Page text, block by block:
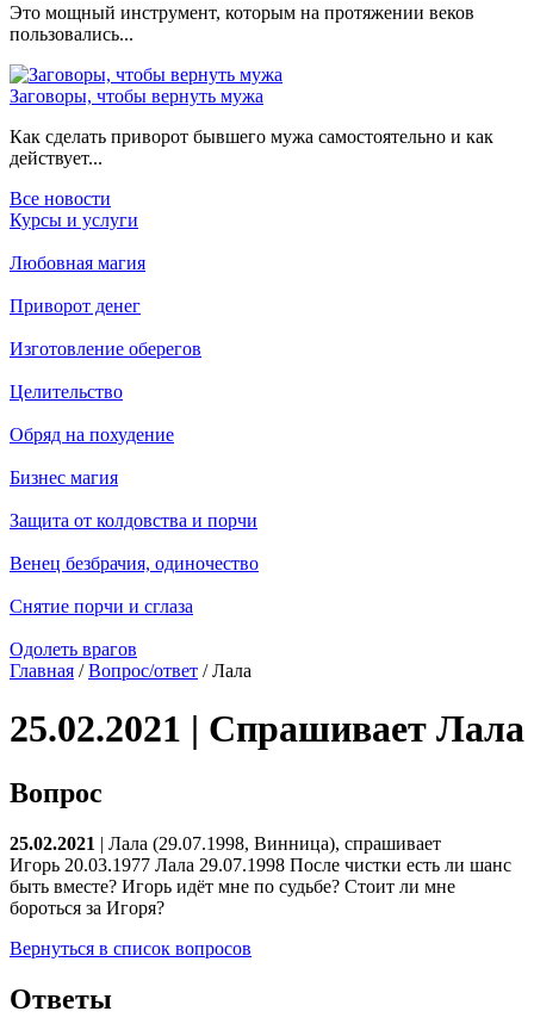
Это мощный инструмент, которым на протяжении веков
пользовались...
Заговоры, чтобы вернуть мужа
Как сделать приворот бывшего мужа самостоятельно и как
действует...
Все новости
Курсы и услуги
Любовная магия
Приворот денег
Изготовление оберегов
Целительство
Обряд на похудение
Бизнес магия
Защита от колдовства и порчи
Венец безбрачия, одиночество
Снятие порчи и сглаза
Одолеть врагов
Главная /Вопрос/ответ / Лала
25.02.2021 | Спрашивает Лала
Вопрос
25.02.2021 | Лала (29.07.1998, Винница), спрашивает
Игорь 20.03.1977 Лала 29.07.1998 После чистки есть ли шанс
быть вместе? Игорь идёт мне по судьбе? Стоит ли мне
бороться за Игоря?
Вернуться в список вопросов
Ответы